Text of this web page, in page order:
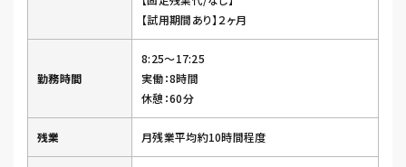
【試用期間あり】２ヶ月
勤務時間
8:25～17:25
実働：8時間
休憩：60分
残業 月残業平均約10時間程度